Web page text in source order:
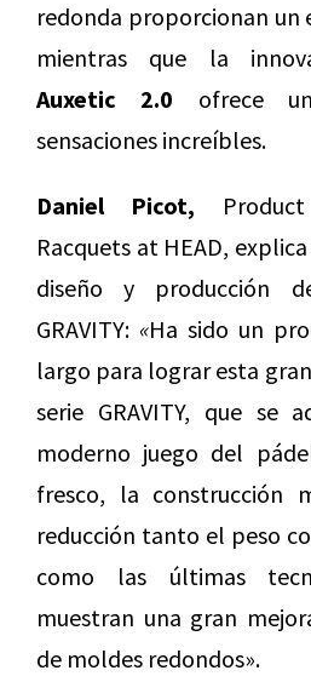
redonda proporcionan un
mientras que la
Auxetic 2.0 ofrece
sensaciones increíbles.
Daniel Picot,
Racquets at HEAD,
diseño y producción
GRAVITY: «Ha sido un
largo para lograr esta
serie GRAVITY, que se
moderno juego del
fresco, la construcción
reducción tanto el peso
como las últimas
muestran una gran
de moldes redondos».